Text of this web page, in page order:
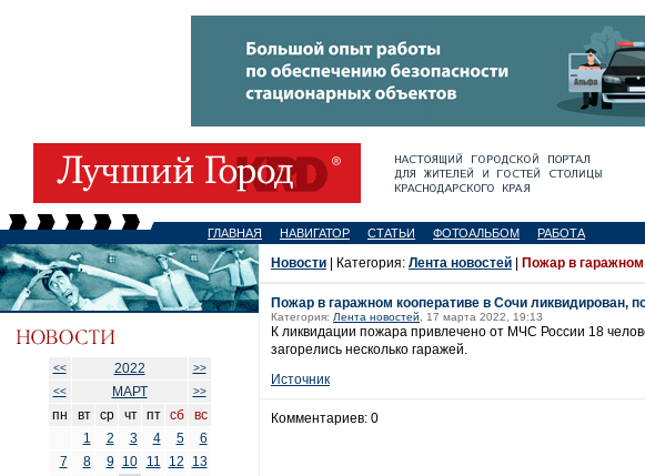
ГЛАВНАЯ НАВИГАТОР СТАТЬИ ФОТОАЛЬБОМ РАБОТА
<< 2022
>>
<<
МАРТ >>
пн вт ср чт пт сб
вс
1
2 3 4 5
6
7
8 9 10 11 12
13
Новости | Категория: Лента новостей Пожар в
Пожар в гаражном кооперативе в Сочи ликвидирован,
Категория: Лента новостей , 17 марта 2022, 19:13
К ликвидации пожара привлечено от МЧС России 18
загорелись несколько гаражей.
Источник
Комментариев: 0